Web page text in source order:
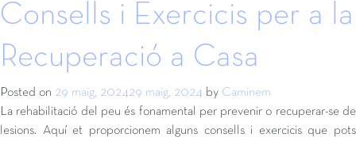
Consells i Exercicis per a la
Recuperació a Casa
Posted on 29 maig, 202429 maig, 2024 by Caminem
La rehabilitació del peu és fonamental per prevenir o recuperar-se de
lesions. Aquí et proporcionem alguns consells i exercicis que pots